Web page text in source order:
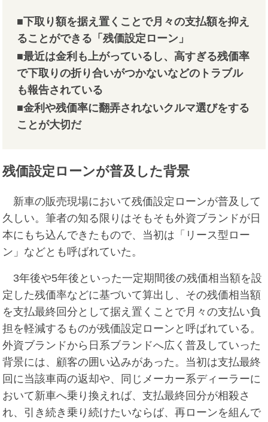
■下取り額を据え置くことで月々の支払額を抑え
ることができる「残価設定ローン」
■最近は金利も上がっているし、高すぎる残価率
で下取りの折り合いがつかないなどのトラブル
も報告されている
■金利や残価率に翻弄されないクルマ選びをする
ことが大切だ
残価設定ローンが普及した背景
新車の販売現場において残価設定ローンが普及して
久しい。筆者の知る限りはそもそも外資ブランドが日
本にもち込んできたもので、当初は「リース型ロー
ン」などとも呼ばれていた。
3年後や5年後といった一定期間後の残価相当額を設
定した残価率などに基づいて算出し、その残価相当額
を支払最終回分として据え置くことで月々の支払い負
担を軽減するものが残価設定ローンと呼ばれている。
外資ブランドから日系ブランドへ広く普及していった
背景には、顧客の囲い込みがあった。当初は支払最終
回に当該車両の返却や、同じメーカー系ディーラーに
おいて新車へ乗り換えれば、支払最終回分が相殺さ
れ、引き続き乗り続けたいならば、再ローンを組んで